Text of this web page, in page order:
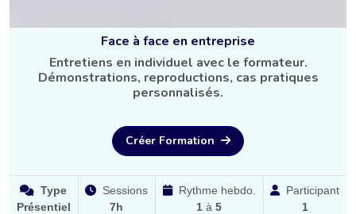
Face à face en entreprise
Entretiens en individuel avec le formateur.
Démonstrations, reproductions, cas pratiques
personnalisés.
Créer Formation
Type
Présentiel
Sessions
7h
Rythme hebdo.
1 à5
Participant
1